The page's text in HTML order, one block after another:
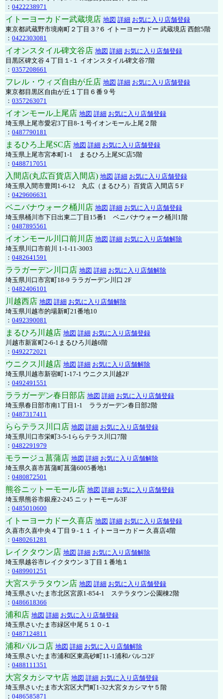
： 0422238971
イトーヨーカドー武蔵境店 地図 詳細 お気に入り店舗登録
東京都武蔵野市境南町２丁目３?６ イトーヨーカドー 武蔵境店 西館5階
： 0422303081
イオンスタイル碑文谷店 地図 詳細 お気に入り店舗登録
目黒区碑文谷４丁目１-１ イオンスタイル碑文谷7階
： 0357208661
フレル・ウィズ自由が丘店 地図 詳細 お気に入り店舗登録
東京都目黒区自由が丘１丁目６番９号
： 0357263071
イオンモール上尾店 地図 詳細 お気に入り店舗登録
埼玉県上尾市愛宕3丁目8-１号イオンモール上尾２階
： 0487790181
まるひろ上尾SC店 地図 詳細 お気に入り店舗登録
埼玉県上尾市宮本町1-1 まるひろ上尾SC店5階
： 0488717051
入間店(丸広百貨店入間店) 地図 詳細 お気に入り店舗登録
埼玉県入間市豊岡1-6-12 丸広（まるひろ）百貨店 入間店５F
： 0429606631
ベニバナウォーク桶川店 地図 詳細 お気に入り店舗登録
埼玉県桶川市下日出東二丁目15番1 ベニバナウォーク桶川1階
： 0487895561
イオンモール川口前川店 地図 詳細 お気に入り店舗解除
埼玉県川口市前川 1-1-11-3003
： 0482641591
ララガーデン川口店 地図 詳細 お気に入り店舗解除
埼玉県川口市宮町18-9 ララガーデン川口 2F
： 0482406101
川越西店 地図 詳細 お気に入り店舗解除
埼玉県川越市的場新町21番地10
： 0492390081
まるひろ川越店 地図 詳細 お気に入り店舗登録
川越市新富町2-6-1まるひろ川越6階
： 0492272021
ウニクス川越店 地図 詳細 お気に入り店舗解除
埼玉県川越市新宿町1-17-1 ウニクス川越2F
： 0492491551
ララガーデン春日部店 地図 詳細 お気に入り店舗登録
埼玉県春日部市南1丁目1-1 ララガーデン春日部2階
： 0487317411
ららテラス川口店 地図 詳細 お気に入り店舗登録
埼玉県川口市栄町3-5-1ららテラス川口7階
： 0482291979
モラージュ菖蒲店 地図 詳細 お気に入り店舗解除
埼玉県久喜市菖蒲町菖蒲6005番地1
： 0480872501
熊谷ニットーモール店 地図 詳細 お気に入り店舗登録
埼玉県熊谷市銀座2-245 ニットーモール3F
： 0485010600
イトーヨーカドー久喜店 地図 詳細 お気に入り店舗登録
久喜市久喜中央４丁目９-１１ イトーヨーカドー 久喜店4階
： 0480261281
レイクタウン店 地図 詳細 お気に入り店舗解除
埼玉県越谷市レイクタウン３丁目１番地１
： 0489901251
大宮ステラタウン店 地図 詳細 お気に入り店舗登録
埼玉県さいたま市北区宮原1-854-1 ステラタウン公園棟2階
： 0486618366
浦和店 地図 詳細 お気に入り店舗登録
埼玉県さいたま市緑区中尾５１０-１
： 0487124811
浦和パルコ店 地図 詳細 お気に入り店舗解除
埼玉県さいたま市浦和区東高砂町11-1浦和パルコ2F
： 0488111351
大宮タカシマヤ店 地図 詳細 お気に入り店舗登録
埼玉県さいたま市大宮区大門町1-32大宮タカシマヤ５階
： 0486585871